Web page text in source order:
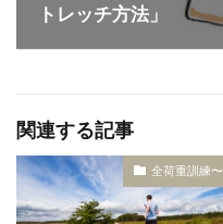
トレッチ方法」
関連する記事
全荷重訓練〜